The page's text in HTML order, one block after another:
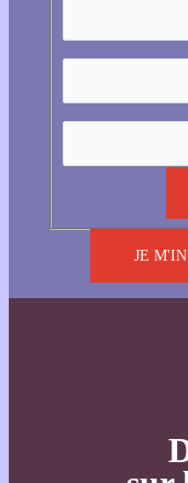
JE